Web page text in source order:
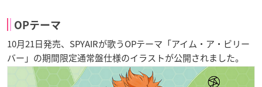
OPテーマ
10月21日発売、SPYAIRが歌うOPテーマ「アイム・ア・ビリー
バー」の期間限定通常盤仕様のイラストが公開されました。